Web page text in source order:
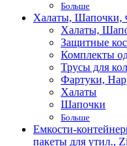
Больше
Халаты, Шапочки,
Халаты,
Защитные
Комплекты
Трусы для
Фартуки,
Халаты
Шапочки
Больше
Емкости-
пакеты для утил.,